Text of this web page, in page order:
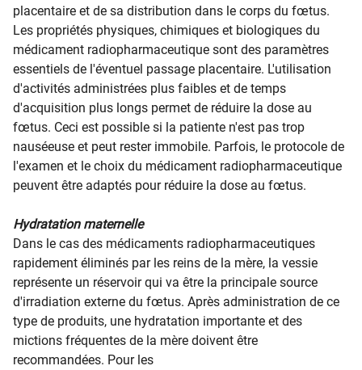
placentaire et de sa distribution dans le corps du fœtus.
Les propriétés physiques, chimiques et biologiques du
médicament radiopharmaceutique sont des paramètres
essentiels de l'éventuel passage placentaire. L'utilisation
d'activités administrées plus faibles et de temps
d'acquisition plus longs permet de réduire la dose au
fœtus. Ceci est possible si la patiente n'est pas trop
nauséeuse et peut rester immobile. Parfois, le protocole de
l'examen et le choix du médicament radiopharmaceutique
peuvent être adaptés pour réduire la dose au fœtus.
Hydratation maternelle
Dans le cas des médicaments radiopharmaceutiques
rapidement éliminés par les reins de la mère, la vessie
représente un réservoir qui va être la principale source
d'irradiation externe du fœtus. Après administration de ce
type de produits, une hydratation importante et des
mictions fréquentes de la mère doivent être
recommandées. Pour les